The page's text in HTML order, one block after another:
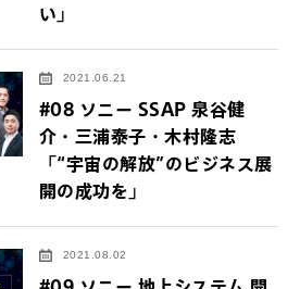
い」
2021.06.21
#08 ソニー SSAP 泉谷健
介・三浦泰子・木村隆志
「“宇宙の解放”のビジネス展
開の成功を」
2021.08.02